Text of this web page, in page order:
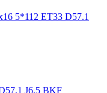
5*112 ET33 D57.1